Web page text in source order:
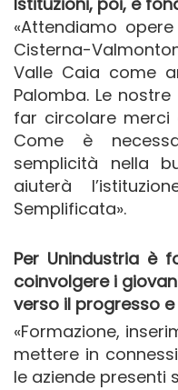
«Attendiamo
Cisterna-
Valle Caia come
Palomba. Le
far circolare merci
Come è
semplicità nella
aiuterà
Semplificata».
Per Unindustria è
coinvolgere i
verso il progresso
«Formazione,
mettere in
le aziende presenti